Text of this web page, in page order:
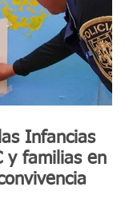
Infancias
y familias en